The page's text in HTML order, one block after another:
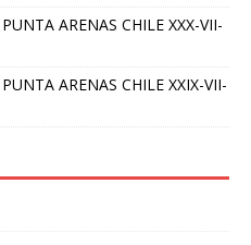
ARENAS CHILE XXX-VII-
ARENAS CHILE XXIX-VII-